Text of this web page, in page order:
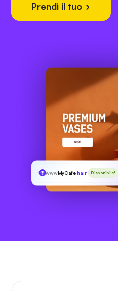
Prendi il tuo
wwwMyCafe.hair Disponibile!